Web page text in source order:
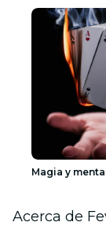
Magia y
Acerca de